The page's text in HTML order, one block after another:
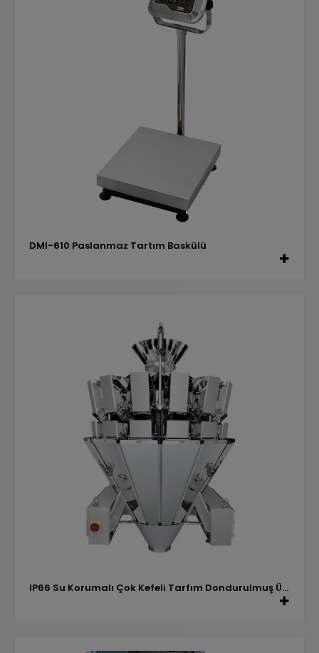
DMI-610 Paslanmaz Tartım Baskülü
IP66 Su Korumalı Çok Kefeli Tarfım Dondurulmuş Ürünler